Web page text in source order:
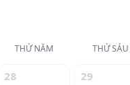
THỨ NĂM THỨ SÁU
28 29